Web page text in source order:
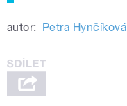
autor: Petra Hynčíková